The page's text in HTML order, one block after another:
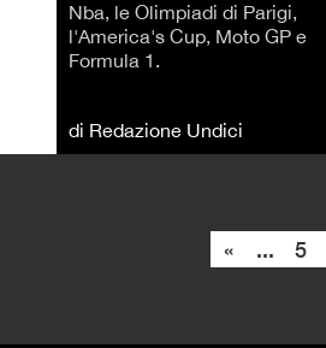
Nba, le Olimpiadi di Parigi,
l'America's Cup, Moto GP e
Formula 1.
di Redazione Undici
« ... 5